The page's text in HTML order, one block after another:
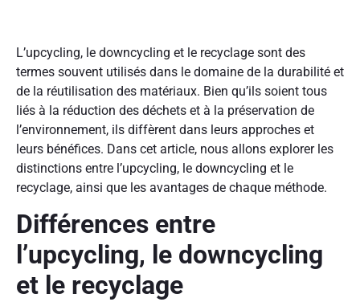
L’upcycling, le downcycling et le recyclage sont des
termes souvent utilisés dans le domaine de la durabilité et
de la réutilisation des matériaux. Bien qu’ils soient tous
liés à la réduction des déchets et à la préservation de
l’environnement, ils diffèrent dans leurs approches et
leurs bénéfices. Dans cet article, nous allons explorer les
distinctions entre l’upcycling, le downcycling et le
recyclage, ainsi que les avantages de chaque méthode.
Différences entre
l’upcycling, le downcycling
et le recyclage